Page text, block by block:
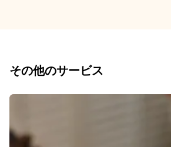
その他のサービス
スライド1 5